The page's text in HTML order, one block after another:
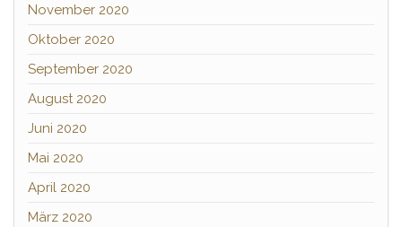
November 2020
Oktober 2020
September 2020
August 2020
Juni 2020
Mai 2020
April 2020
März 2020